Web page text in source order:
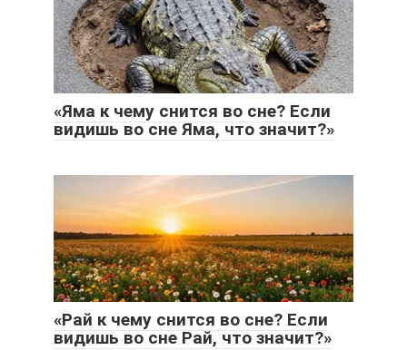
«Яма к чему снится во сне? Если
видишь во сне Яма, что значит?»
«Рай к чему снится во сне? Если
видишь во сне Рай, что значит?»